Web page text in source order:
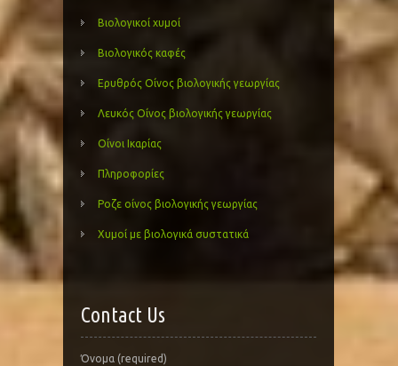
Βιολογικοί χυμοί
Βιολογικός καφές
Ερυθρός Οίνος βιολογικής γεωργίας
Λευκός Οίνος βιολογικής γεωργίας
Οίνοι Ικαρίας
Πληροφορίες
Ροζε οίνος βιολογικής γεωργίας
Χυμοί με βιολογικά συστατικά
Contact Us
Όνομα (required)